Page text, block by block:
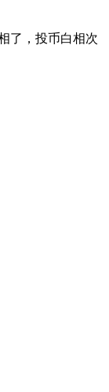
了，投币白相次